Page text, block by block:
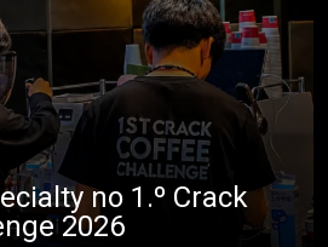
no 1.º Crack
2026